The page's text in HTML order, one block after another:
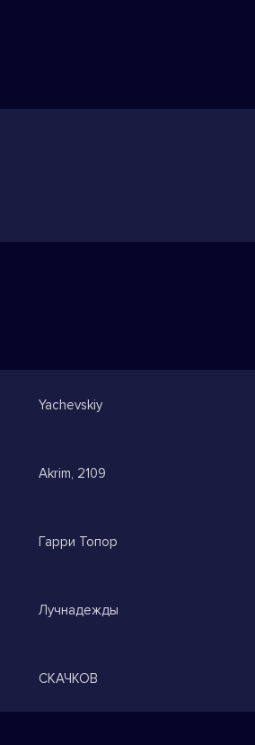
Yachevskiy
Akrim, 2109
Гарри Топор
Лучнадежды
СКАЧКОВ